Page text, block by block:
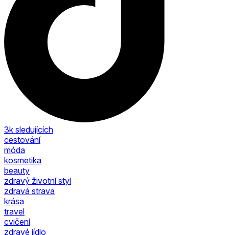
3k sledujících
cestování
móda
kosmetika
beauty
zdravý životní styl
zdravá strava
krása
travel
cvičení
zdravé jídlo